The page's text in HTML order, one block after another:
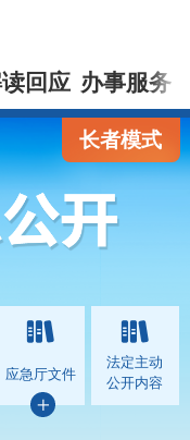
回应 办事服务
长者模式
应急厅文件
法定主动
公开内容